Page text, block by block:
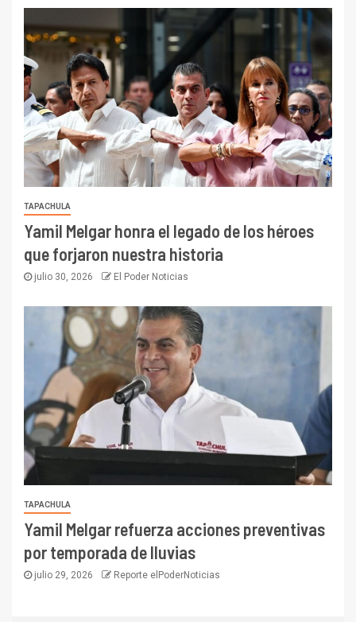
TAPACHULA
Yamil Melgar honra el legado de los héroes
que forjaron nuestra historia
julio 30, 2026 El Poder Noticias
TAPACHULA
Yamil Melgar refuerza acciones preventivas
por temporada de lluvias
julio 29, 2026 Reporte elPoderNoticias